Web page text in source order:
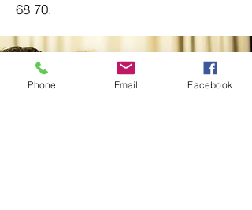
68 70.
16+ Studio
Phone Email Facebook